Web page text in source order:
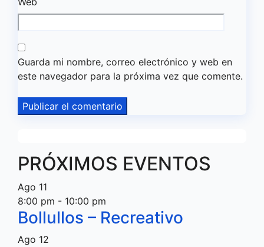
Guarda mi nombre, correo electrónico y web en
este navegador para la próxima vez que comente.
PRÓXIMOS EVENTOS
Ago 11
8:00 pm - 10:00 pm
Bollullos – Recreativo
Ago 12